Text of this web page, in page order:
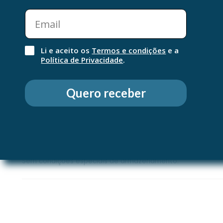
CAPRYLIC/CAPRIC TRIGLYCERIDE. CAPRYLYL GLYCOL. FRAGRANCE
GLYCERYL DIBEHENATE. IRON OXIDES (CI 77492) (CI 77491) (CI 77499).
TITANIUM TRIISOSTEARATE. MYRISTYL GLUCOSIDE.
GLYCOL ETHER. PROPYLENE CARBONATE. STEARALKONIUM HECTORITE.
XANTHAN GUM.
Proteção Solar|Foto-proteção
Antes da exposição solar, aplique 1 dedo de uido no
Sem condições especiais de armazenamento.
Li e aceito os Termos e condições e a
Política de Privacidade.
Quero receber